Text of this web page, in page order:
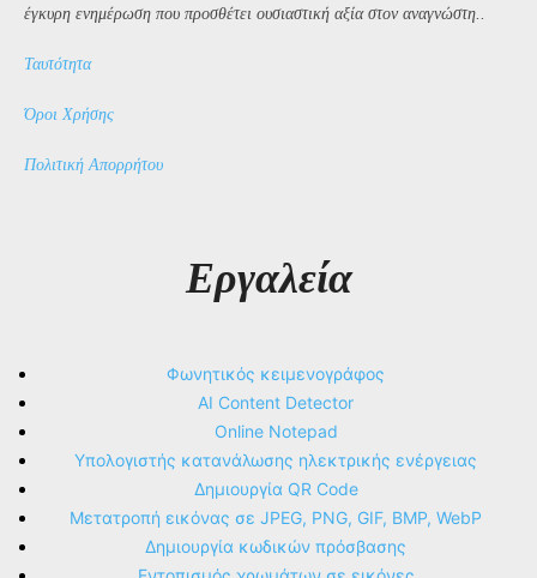
έγκυρη ενημέρωση που προσθέτει ουσιαστική αξία στον αναγνώστη..
Ταυτότητα
Όροι Χρήσης
Πολιτική Απορρήτου
Εργαλεία
Φωνητικός κειμενογράφος
AI Content Detector
Online Notepad
Υπολογιστής κατανάλωσης ηλεκτρικής ενέργειας
Δημιουργία QR Code
Μετατροπή εικόνας σε JPEG, PNG, GIF, BMP, WebP
Δημιουργία κωδικών πρόσβασης